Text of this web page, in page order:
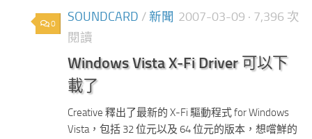
0 SOUNDCARD / 新聞 2007-03-09 · 7,396 次
閱讀
Windows Vista X-Fi Driver 可以下
載了
Creative 釋出了最新的 X-Fi 驅動程式 for Windows
Vista，包括 32 位元以及 64 位元的版本，想嚐鮮的